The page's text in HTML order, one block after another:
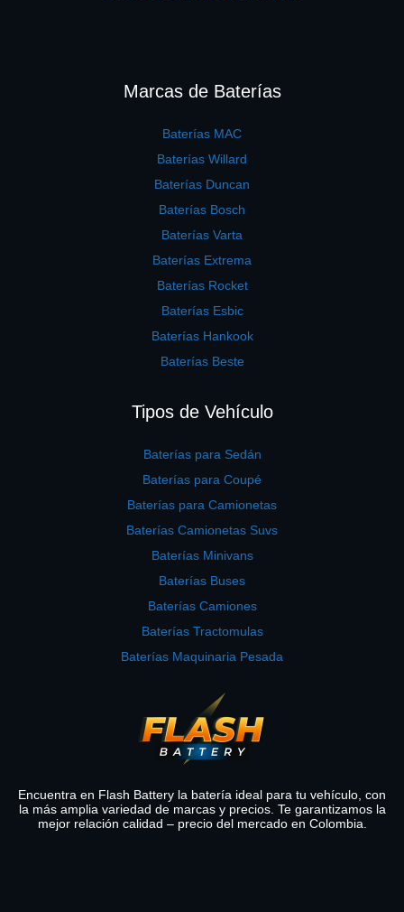
Marcas de Baterías
Baterías MAC
Baterías Willard
Baterías Duncan
Baterías Bosch
Baterías Varta
Baterías Extrema
Baterías Rocket
Baterías Esbic
Baterías Hankook
Baterías Beste
Tipos de Vehículo
Baterías para Sedán
Baterías para Coupé
Baterías para Camionetas
Baterías Camionetas Suvs
Baterías Minivans
Baterías Buses
Baterías Camiones
Baterías Tractomulas
Baterías Maquinaria Pesada
Encuentra en Flash Battery la batería ideal para tu vehículo, con
la más amplia variedad de marcas y precios. Te garantizamos la
mejor relación calidad – precio del mercado en Colombia.